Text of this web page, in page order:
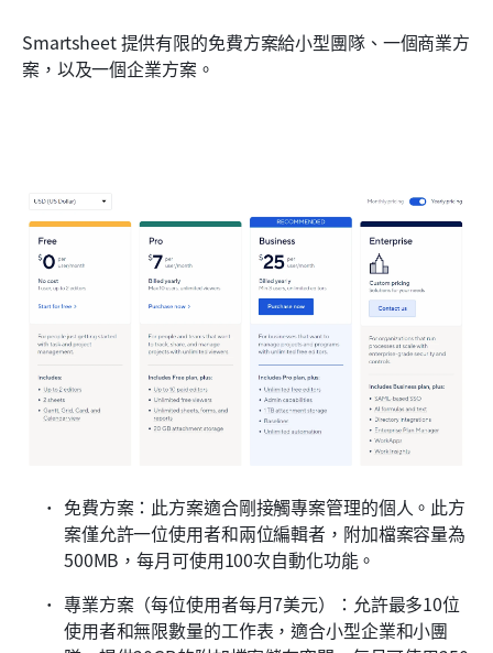
Smartsheet 提供有限的免費方案給小型團隊、一個商業方
案，以及一個企業方案。
免費方案：此方案適合剛接觸專案管理的個人。此方
案僅允許一位使用者和兩位編輯者，附加檔案容量為
500MB，每月可使用100次自動化功能。
專業方案（每位使用者每月7美元）：允許最多10位
使用者和無限數量的工作表，適合小型企業和小團